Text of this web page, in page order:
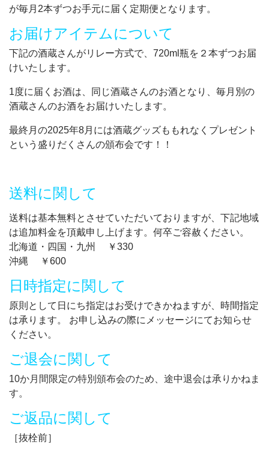
が毎月2本ずつお手元に届く定期便となります。
お届けアイテムについて
下記の酒蔵さんがリレー方式で、720ml瓶を２本ずつお届
けいたします。
1度に届くお酒は、同じ酒蔵さんのお酒となり、毎月別の
酒蔵さんのお酒をお届けいたします。
最終月の2025年8月には酒蔵グッズももれなくプレゼント
という盛りだくさんの頒布会です！！
送料に関して
送料は基本無料とさせていただいておりますが、下記地域
は追加料金を頂戴申し上げます。何卒ご容赦ください。
北海道・四国・九州 ￥330
沖縄 ￥600
日時指定に関して
原則として日にち指定はお受けできかねますが、時間指定
は承ります。 お申し込みの際にメッセージにてお知らせ
ください。
ご退会に関して
10か月間限定の特別頒布会のため、途中退会は承りかねま
す。
ご返品に関して
［抜栓前］